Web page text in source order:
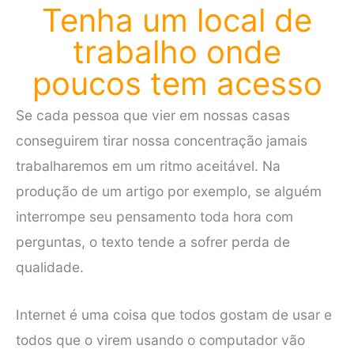
Tenha um local de
trabalho onde
poucos tem acesso
Se cada pessoa que vier em nossas casas
conseguirem tirar nossa concentração jamais
trabalharemos em um ritmo aceitável. Na
produção de um artigo por exemplo, se alguém
interrompe seu pensamento toda hora com
perguntas, o texto tende a sofrer perda de
qualidade.
Internet é uma coisa que todos gostam de usar e
todos que o virem usando o computador vão